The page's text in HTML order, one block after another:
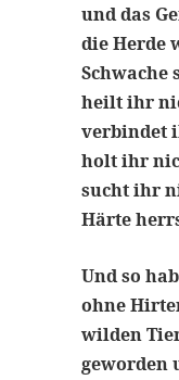
und das
die Herde
heilt ihr
verbindet
holt ihr
sucht ihr
Härte
Und so
ohne
wilden
geworden